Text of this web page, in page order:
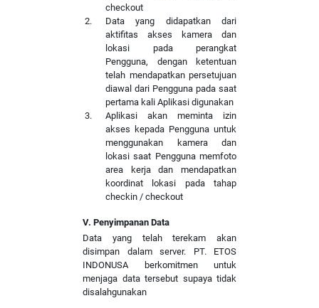
checkout
Data yang didapatkan dari
aktifitas akses kamera dan
lokasi pada perangkat
Pengguna, dengan ketentuan
telah mendapatkan persetujuan
diawal dari Pengguna pada saat
pertama kali Aplikasi digunakan
Aplikasi akan meminta izin
akses kepada Pengguna untuk
menggunakan kamera dan
lokasi saat Pengguna memfoto
area kerja dan mendapatkan
koordinat lokasi pada tahap
checkin / checkout
V. Penyimpanan Data
Data yang telah terekam akan
disimpan dalam server. PT. ETOS
INDONUSA berkomitmen untuk
menjaga data tersebut supaya tidak
disalahgunakan